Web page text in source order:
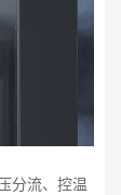
分流、控温